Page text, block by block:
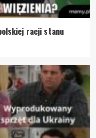
racji stanu